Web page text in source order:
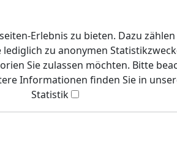
Erlebnis zu bieten. Dazu
zu anonymen
Sie zulassen möchten. Bitte
Informationen finden Sie in
Statistik